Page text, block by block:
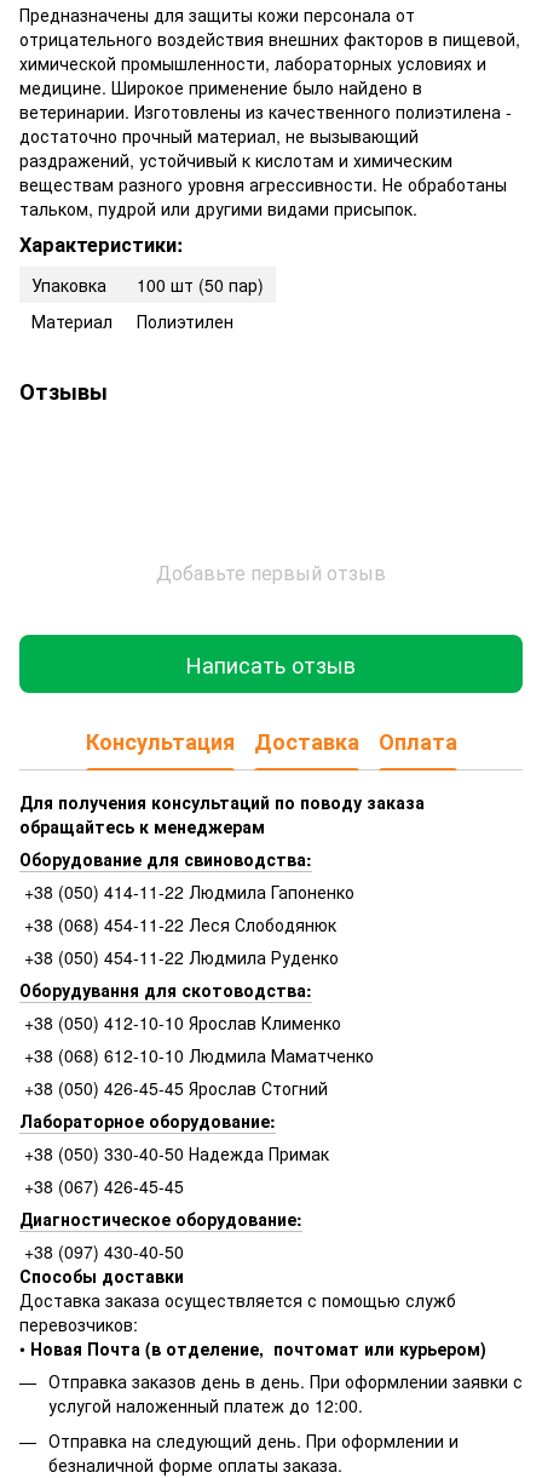
Предназначены для защиты кожи персонала от
отрицательного воздействия внешних факторов в пищевой,
химической промышленности, лабораторных условиях и
медицине. Широкое применение было найдено в
ветеринарии. Изготовлены из качественного полиэтилена -
достаточно прочный материал, не вызывающий
раздражений, устойчивый к кислотам и химическим
веществам разного уровня агрессивности. Не обработаны
тальком, пудрой или другими видами присыпок.
Характеристики:
Упаковка
100 шт (50 пар)
Материал
Полиэтилен
Отзывы
Добавьте первый отзыв
Написать отзыв
Консультация Доставка Оплата
Для получения консультаций по поводу заказа
обращайтесь к менеджерам
Оборудование для свиноводства:
+38 (050) 414-11-22 Людмила Гапоненко
+38 (068) 454-11-22 Леся Слободянюк
+38 (050) 454-11-22 Людмила Руденко
Оборудування для скотоводства:
+38 (050) 412-10-10 Ярослав Клименко
+38 (068) 612-10-10 Людмила Маматченко
+38 (050) 426-45-45 Ярослав Стогний
Лабораторное оборудование:
+38 (050) 330-40-50 Надежда Примак
+38 (067) 426-45-45
Диагностическое оборудование:
+38 (097) 430-40-50
Способы доставки
Доставка заказа осуществляется с помощью служб
перевозчиков:
• Новая Почта (в отделение, почтомат или курьером)
Отправка заказов день в день. При оформлении заявки с
услугой наложенный платеж до 12:00.
Отправка на следующий день. При оформлении и
безналичной форме оплаты заказа.